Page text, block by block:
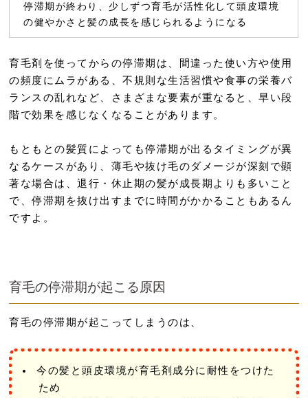
停滞期が終わり、少しずつ育毛が活性化して頭皮環境
の健やかさと髪の成長を感じられるようになる
育毛剤を使ってからの停滞期は、間違った使い方や使用
の頻度にムラがある、不規則な生活習慣や食事の栄養バ
ランスの乱れなど、さまざまな要素が重なると、早い段
階で効果を感じなくなることがあります。
もともとの髪質によっても停滞期が出るタイミングが異
なるケースがあり、薄毛や抜け毛のダメージが深刻で顕
著な場合は、退行・休止期の髪が成長期よりも多いこと
で、停滞期を抜け出すまでに時間がかかることもあるん
ですよ。
育毛の停滞期が起こる原因
育毛の停滞期が起こってしまうのは、
今の髪と頭皮環境が育毛剤成分に耐性をつけた
ため